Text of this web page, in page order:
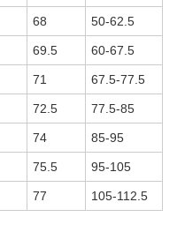
68 50-62.5
69.5 60-67.5
71 67.5-77.5
72.5 77.5-85
74 85-95
75.5 95-105
77 105-112.5